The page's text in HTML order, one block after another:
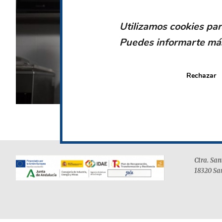
Campeón de España del chocolate
FOOTER
Ctra.
18320
Utilizamos cookies
Puedes informarte
Rechazar